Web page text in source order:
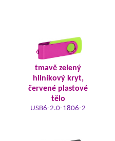
tmavě zelený
hliníkový kryt,
červené plastové
tělo
USB6-2.0-1806-2